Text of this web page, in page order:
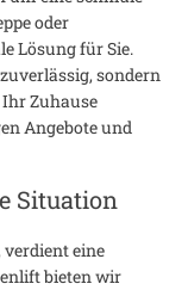
oder
Lösung für Sie.
sondern
Zuhause
Angebote und
Situation
eine
bieten wir